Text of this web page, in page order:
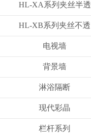
HL-XA系列夹丝半透
HL-XB系列夹丝不透
电视墙
背景墙
淋浴隔断
现代彩晶
栏杆系列